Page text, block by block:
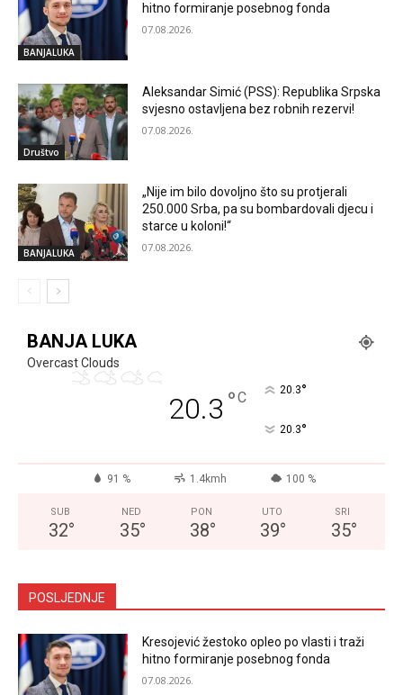
BANJALUKA
hitno formiranje posebnog fonda
07.08.2026.
Društvo
Aleksandar Simić (PSS): Republika Srpska
svjesno ostavljena bez robnih rezervi!
07.08.2026.
BANJALUKA
„Nije im bilo dovoljno što su protjerali
250.000 Srba, pa su bombardovali djecu i
starce u koloni!“
07.08.2026.
BANJA LUKA
Overcast Clouds
20.3 °C 20.3°
20.3°
91 % 1.4kmh 100 %
SUB
32°
NED
35°
PON
38°
UTO
39°
SRI
35°
POSLJEDNJE
Kresojević žestoko opleo po vlasti i traži
hitno formiranje posebnog fonda
07.08.2026.